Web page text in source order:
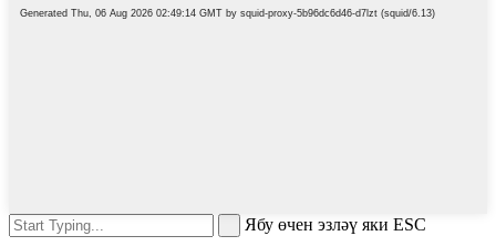
Ябу өчен эзләү яки ESC